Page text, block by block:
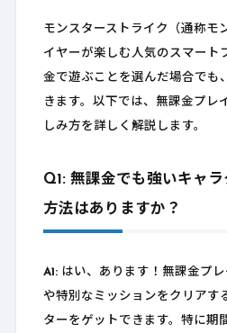
モンスターストライク（通称モ
イヤーが楽しむ人気のスマート
金で遊ぶことを選んだ場合でも
きます。以下では、無課金プレ
しみ方を詳しく解説します。
Q1: 無課金でも強いキャ
方法はありますか？
A1:はい、あります！無課金プレ
や特別なミッションをクリアす
ターをゲットできます。特に期